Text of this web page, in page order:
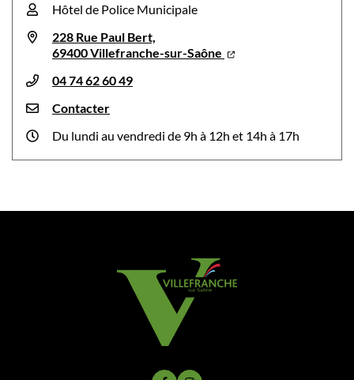
Hôtel de Police Municipale
228 Rue Paul Bert,
69400 Villefranche-sur-Saône
04 74 62 60 49
Contacter
Du lundi au vendredi de 9h à 12h et 14h à 17h